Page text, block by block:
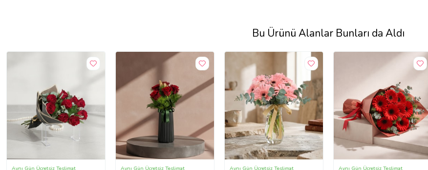
Bu Ürünü Alanlar Bunları da Aldı
Aynı Gün Ücretsiz Teslimat Aynı Gün Ücretsiz Teslimat Aynı Gün Ücretsiz Teslimat Aynı Gün Ücretsiz Teslimat